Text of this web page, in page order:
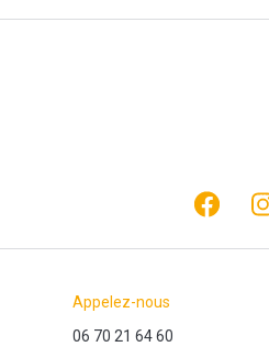
Appelez-nous
06 70 21 64 60